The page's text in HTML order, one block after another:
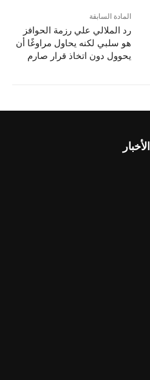
المادة السابقة
رد الملالي علي رزمة الحوافز
هو سلبي لكنه يحاول مراوغًا أن
يحوول دون اتخاذ قرار صارم
الأخبار